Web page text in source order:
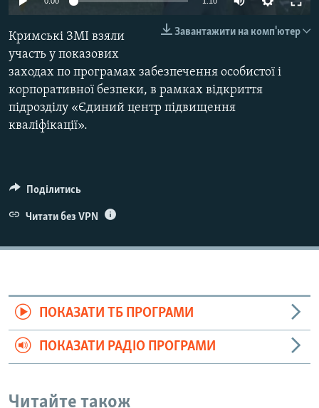
ВІДЕОУРОКИ «ELIFBE»
СВІДЧЕННЯ ОКУПАЦІЇ
УКРАЇНСЬКА ПРОБЛЕМА КРИМУ
ІНФОГРАФІКА
Qırımtatar
ДОЛУЧАЙСЯ!
Завантажити на комп'ютер
Кримські ЗМІ взяли
участь у показових
заходах по програмах забезпечення особистої і
корпоративної безпеки, в рамках відкриття
підрозділу «Єдиний центр підвищення
кваліфікації».
Поділитись
Читати без VPN
ПОКАЗАТИ ТБ ПРОГРАМИ
ПОКАЗАТИ РАДІО ПРОГРАМИ
Читайте також